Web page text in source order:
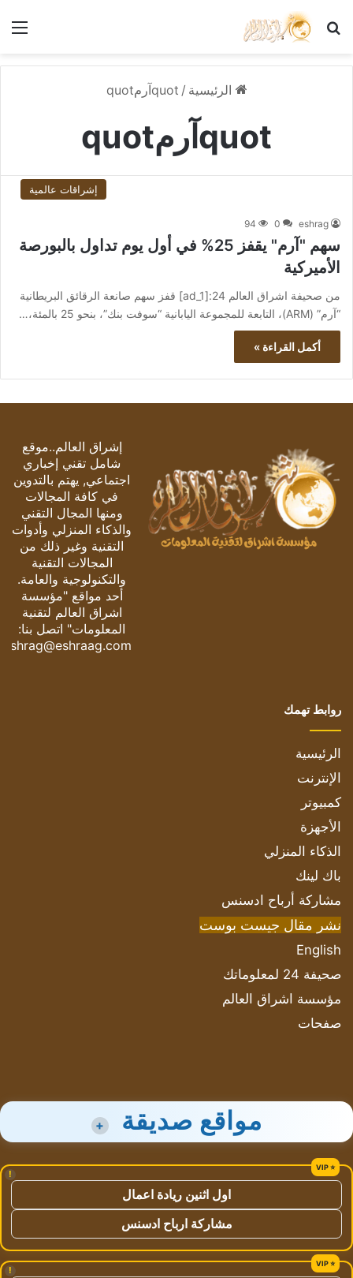
بحث عن
الرئيسية / quotآرمquot
quotآرمquot
إشراقات عالمية
eshrag
0
94
سهم "آرم" يقفز 25% في أول يوم تداول بالبورصة
الأميركية
من صحيفة اشراق العالم 24:[ad_1] قفز سهم صانعة الرقائق البريطانية
“آرم” (ARM)، التابعة للمجموعة اليابانية “سوفت بنك”، بنحو 25 بالمئة،…
أكمل القراءة »
إشراق العالم..موقع
شامل تقني إخباري
اجتماعي, يهتم بالتدوين
في كافة المجالات
ومنها المجال التقني
والذكاء المنزلي وأدوات
التقنية وغير ذلك من
المجالات التقنية
والتكنولوجية والعامة.
أحد مواقع "مؤسسة
اشراق العالم لتقنية
المعلومات" اتصل بنا:
eshrag@eshraag.com
روابط تهمك
الرئيسية
الإنترنت
كمبيوتر
الأجهزة
الذكاء المنزلي
باك لينك
مشاركة أرباح ادسنس
نشر مقال جيست بوست
English
صحيفة 24 لمعلوماتك
مؤسسة اشراق العالم
صفحات
مواقع صديقة +
!
اول اثنين ريادة اعمال
مشاركة ارباح ادسنس
!